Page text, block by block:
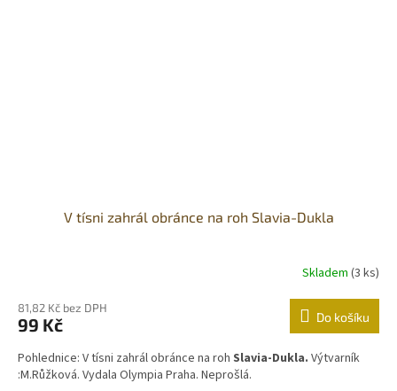
V tísni zahrál obránce na roh Slavia-Dukla
Skladem (3 ks)
81,82 Kč bez DPH
99 Kč Do košíku
Pohlednice: V tísni zahrál obránce na roh Slavia-Dukla. Výtvarník
:M.Růžková. Vydala Olympia Praha. Neprošlá.